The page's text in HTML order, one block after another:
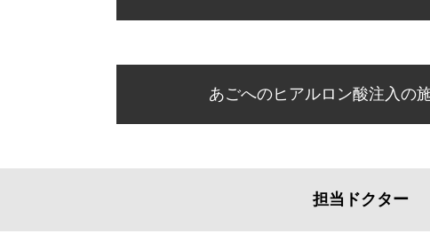
あごへのヒアルロン酸注入の
担当ドクター